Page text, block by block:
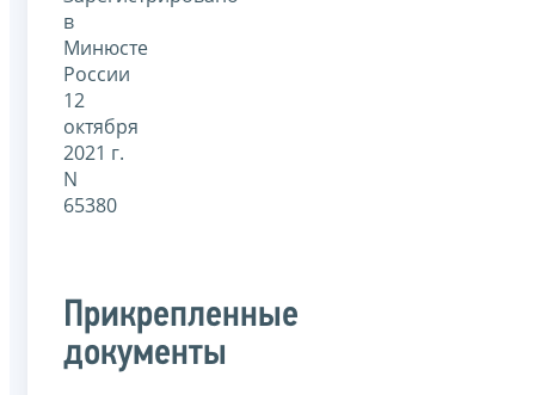
в
Минюсте
России
12
октября
2021 г.
N
65380
Прикрепленные
документы